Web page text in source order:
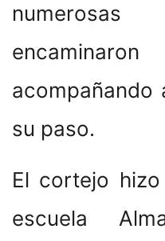
acompañando
su paso.
El cortejo
escuela